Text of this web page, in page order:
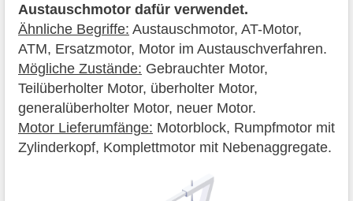
Austauschmotor dafür verwendet.
Ähnliche Begriffe: Austauschmotor, AT-Motor,
ATM, Ersatzmotor, Motor im Austauschverfahren.
Mögliche Zustände: Gebrauchter Motor,
Teilüberholter Motor, überholter Motor,
generalüberholter Motor, neuer Motor.
Motor Lieferumfänge: Motorblock, Rumpfmotor mit
Zylinderkopf, Komplettmotor mit Nebenaggregate.